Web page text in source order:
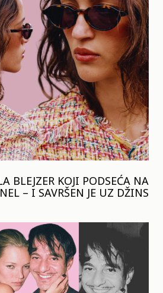
BLEJZER KOJI PODSEĆA NA
– I SAVRŠEN JE UZ DŽINS